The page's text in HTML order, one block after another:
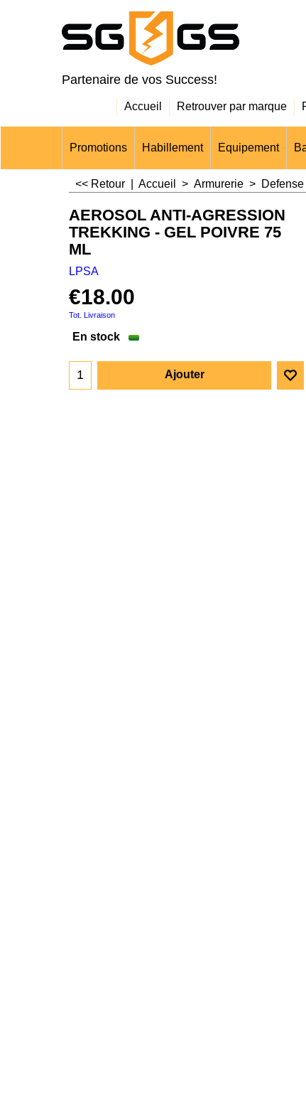
Partenaire de vos Success!
Accueil Retrouver par marque
Promotions Habillement Equipement
<< Retour Accueil > Armurerie >
AEROSOL ANTI-AGRESSION
TREKKING - GEL POIVRE 75
ML
LPSA
€18.00
Tot. Livraison
En stock
Ajouter